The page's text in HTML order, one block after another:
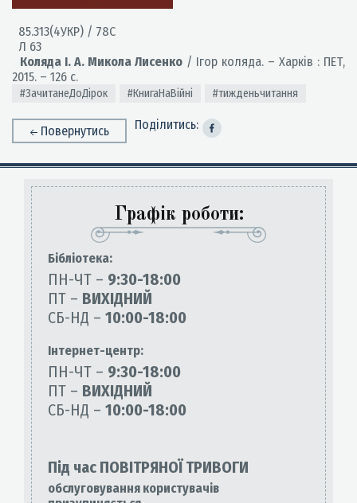
85.313(4УКР) / 78С
Л 63
Коляда І. А. Микола Лисенко / Ігор коляда. – Харків : ПЕТ,
2015. – 126 с.
#ЗачитанеДоДірок #КнигаНаВійні #тижденьчитання
Повернутись Поділитись:
Графік роботи:
Бiблiотека:
ПН-ЧТ – 9:30-18:00
ПТ – ВИХІДНИЙ
СБ-НД – 10:00-18:00
Інтернет-центр:
ПН-ЧТ – 9:30-18:00
ПТ – ВИХІДНИЙ
СБ-НД – 10:00-18:00
Під час ПОВІТРЯНОЇ ТРИВОГИ
обслуговування користувачів